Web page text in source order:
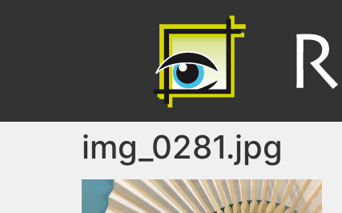
img_0281.jpg